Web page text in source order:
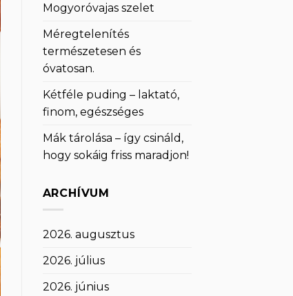
Mogyoróvajas szelet
Méregtelenítés
természetesen és
óvatosan.
Kétféle puding – laktató,
finom, egészséges
Mák tárolása – így csináld,
hogy sokáig friss maradjon!
ARCHÍVUM
2026. augusztus
2026. július
2026. június